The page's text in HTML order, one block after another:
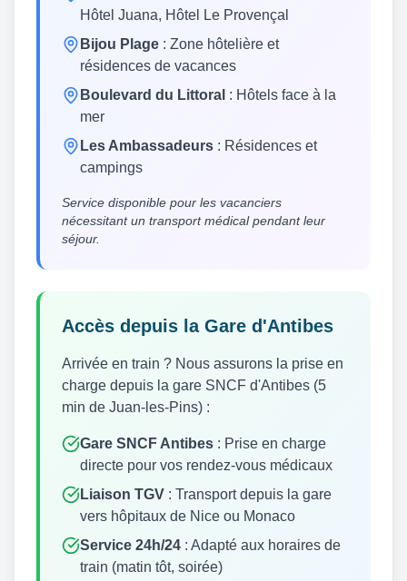
Hôtel Juana, Hôtel Le Provençal
Bijou Plage : Zone hôtelière et
résidences de vacances
Boulevard du Littoral : Hôtels face à la
mer
Les Ambassadeurs : Résidences et
campings
Service disponible pour les vacanciers
nécessitant un transport médical pendant leur
séjour.
Accès depuis la Gare d'Antibes
Arrivée en train ? Nous assurons la prise en
charge depuis la gare SNCF d'Antibes (5
min de Juan-les-Pins) :
Gare SNCF Antibes : Prise en charge
directe pour vos rendez-vous médicaux
Liaison TGV : Transport depuis la gare
vers hôpitaux de Nice ou Monaco
Service 24h/24 : Adapté aux horaires de
train (matin tôt, soirée)